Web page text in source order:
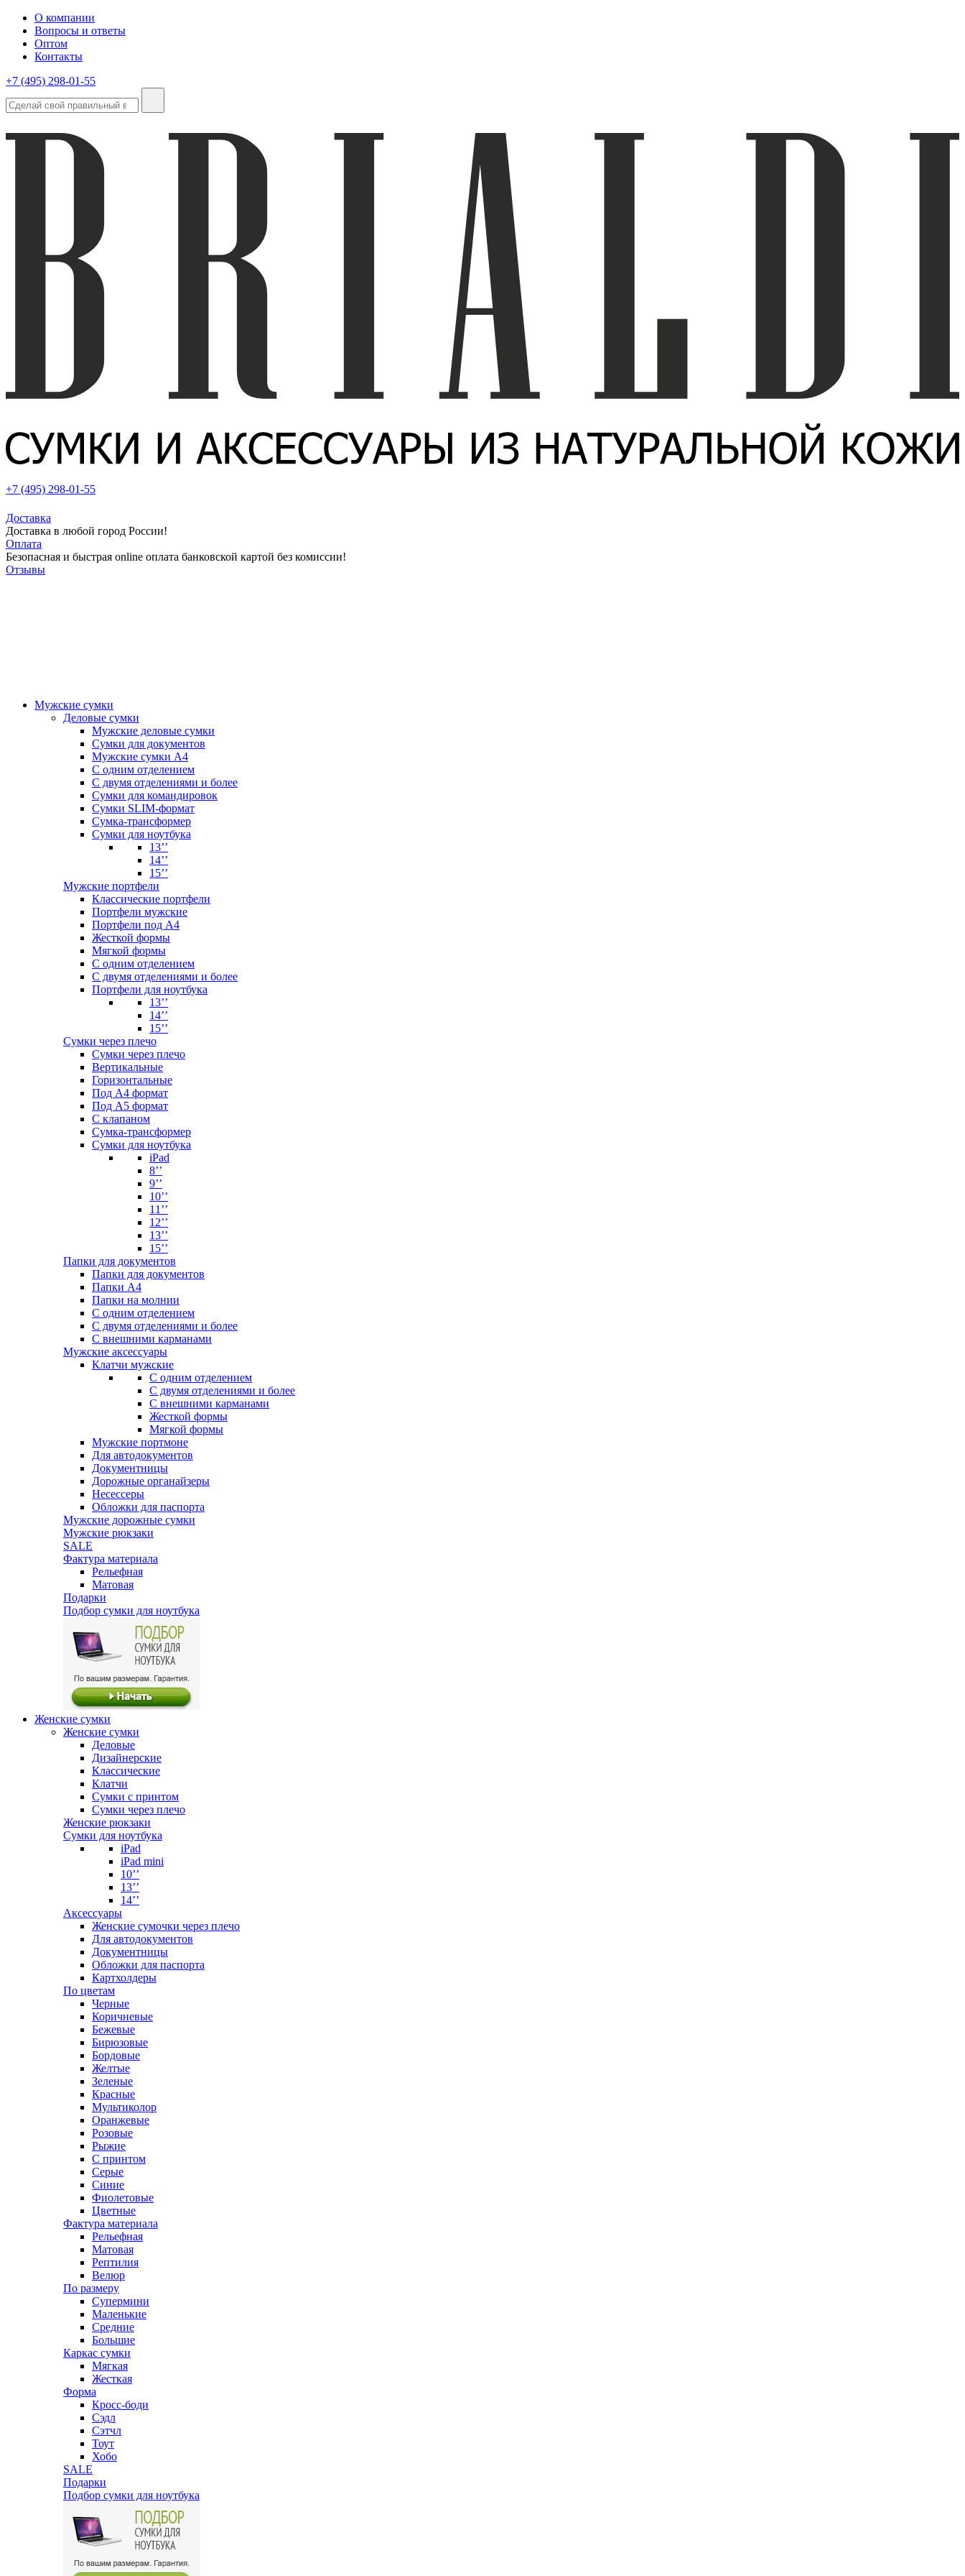
О компании
Вопросы и ответы
Оптом
Контакты
+7 (495) 298-01-55
+7 (495) 298-01-55
Доставка
Доставка в любой город России!
Оплата
Безопасная и быстрая online оплата банковской картой без комиссии!
Отзывы
Мужские сумки
Деловые сумки
Мужские деловые сумки
Сумки для документов
Мужские сумки А4
С одним отделением
С двумя отделениями и более
Сумки для командировок
Сумки SLIM-формат
Сумка-трансформер
Сумки для ноутбука
13’’
14’’
15’’
Мужские портфели
Классические портфели
Портфели мужские
Портфели под А4
Жесткой формы
Мягкой формы
С одним отделением
С двумя отделениями и более
Портфели для ноутбука
13’’
14’’
15’’
Сумки через плечо
Сумки через плечо
Вертикальные
Горизонтальные
Под А4 формат
Под А5 формат
С клапаном
Сумка-трансформер
Сумки для ноутбука
iPad
8’’
9’’
10’’
11’’
12’’
13’’
15’’
Папки для документов
Папки для документов
Папки А4
Папки на молнии
С одним отделением
С двумя отделениями и более
С внешними карманами
Мужские аксессуары
Клатчи мужские
С одним отделением
С двумя отделениями и более
С внешними карманами
Жесткой формы
Мягкой формы
Мужские портмоне
Для автодокументов
Документницы
Дорожные органайзеры
Несессеры
Обложки для паспорта
Мужские дорожные сумки
Мужские рюкзаки
SALE
Фактура материала
Рельефная
Матовая
Подарки
Подбор сумки для ноутбука
Женские сумки
Женские сумки
Деловые
Дизайнерские
Классические
Клатчи
Сумки с принтом
Сумки через плечо
Женские рюкзаки
Сумки для ноутбука
iPad
iPad mini
10’’
13’’
14’’
Аксессуары
Женские сумочки через плечо
Для автодокументов
Документницы
Обложки для паспорта
Картхолдеры
По цветам
Черные
Коричневые
Бежевые
Бирюзовые
Бордовые
Желтые
Зеленые
Красные
Мультиколор
Оранжевые
Розовые
Рыжие
С принтом
Серые
Синие
Фиолетовые
Цветные
Фактура материала
Рельефная
Матовая
Рептилия
Велюр
По размеру
Супермини
Маленькие
Средние
Большие
Каркас сумки
Мягкая
Жесткая
Форма
Кросс-боди
Сэдл
Сэтчл
Тоут
Хобо
SALE
Подарки
Подбор сумки для ноутбука